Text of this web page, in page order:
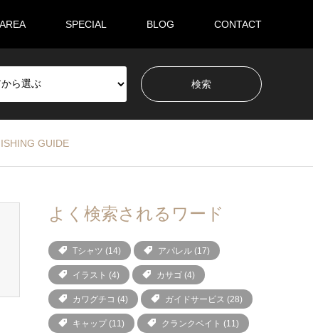
AREA SPECIAL BLOG CONTACT
GUIDE
よく検索されるワード
Tシャツ (14) アパレル (17)
イラスト (4) カサゴ (4)
カワグチコ (4) ガイドサービス (28)
キャップ (11) クランクベイト (11)